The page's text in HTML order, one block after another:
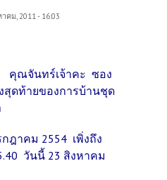
คม, 2011 - 16:03
จันทร์เจ้าคะ ซอง
สุดท้ายของการบ้านชุด
ฎาคม 2554 เพิ่งถึง
วันนี้ 23 สิงหาคม